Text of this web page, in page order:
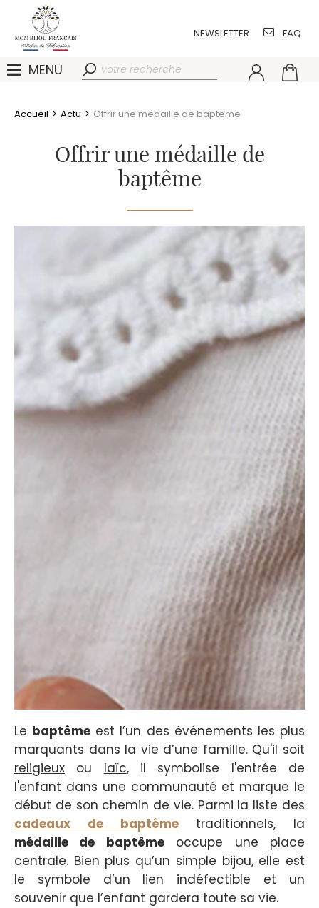
NEWSLETTER FAQ
MENU
Accueil > Actu > Offrir une médaille de baptême
Offrir une médaille de
baptême
Le baptême est l’un des événements les plus
marquants dans la vie d’une famille. Qu'il soit
religieux ou laïc, il symbolise l'entrée de
l'enfant dans une communauté et marque le
début de son chemin de vie. Parmi la liste des
cadeaux de baptêmetraditionnels, la
médaille de baptêmeoccupe une place
centrale. Bien plus qu’un simple bijou, elle est
le symbole d’un lien indéfectible et un
souvenir que l’enfant gardera toute sa vie.